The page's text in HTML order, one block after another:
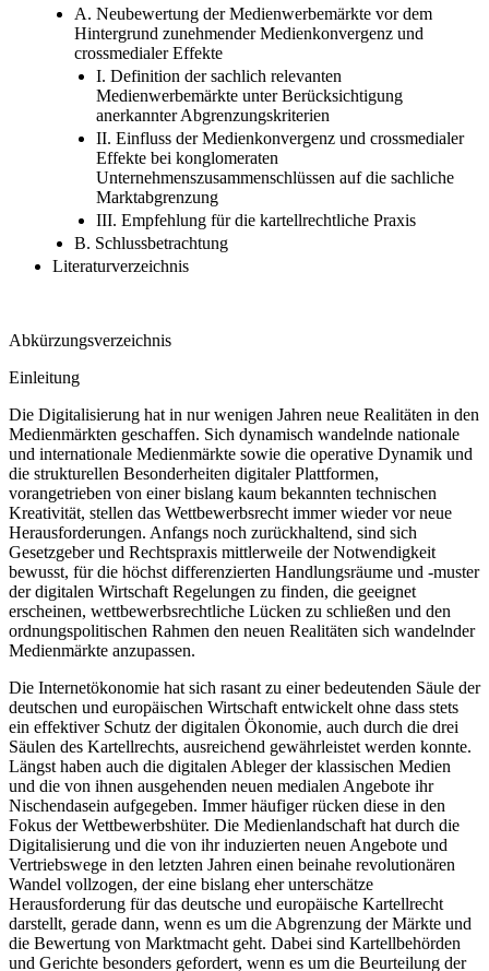
Teil 4
A. Neubewertung der Medienwerbemärkte vor dem
Hintergrund zunehmender Medienkonvergenz und
crossmedialer Effekte
I. Definition der sachlich relevanten
Medienwerbemärkte unter Berücksichtigung
anerkannter Abgrenzungskriterien
II. Einfluss der Medienkonvergenz und crossmedialer
Effekte bei konglomeraten
Unternehmenszusammenschlüssen auf die sachliche
Marktabgrenzung
III. Empfehlung für die kartellrechtliche Praxis
B. Schlussbetrachtung
Die Digitalisierung hat in nur wenigen Jahren neue Realitäten in den
Medienmärkten geschaffen. Sich dynamisch wandelnde nationale
und internationale Medienmärkte sowie die operative Dynamik und
die strukturellen Besonderheiten digitaler Plattformen,
vorangetrieben von einer bislang kaum bekannten technischen
Kreativität, stellen das Wettbewerbsrecht immer wieder vor neue
Herausforderungen. Anfangs noch zurückhaltend, sind sich
Gesetzgeber und Rechtspraxis mittlerweile der Notwendigkeit
bewusst, für die höchst differenzierten Handlungsräume und -muster
der digitalen Wirtschaft Regelungen zu finden, die geeignet
erscheinen, wettbewerbsrechtliche Lücken zu schließen und den
ordnungspolitischen Rahmen den neuen Realitäten sich wandelnder
Die Internetökonomie hat sich rasant zu einer bedeutenden Säule der
deutschen und europäischen Wirtschaft entwickelt ohne dass stets
ein effektiver Schutz der digitalen Ökonomie, auch durch die drei
Säulen des Kartellrechts, ausreichend gewährleistet werden konnte.
Längst haben auch die digitalen Ableger der klassischen Medien
und die von ihnen ausgehenden neuen medialen Angebote ihr
Nischendasein aufgegeben. Immer häufiger rücken diese in den
Fokus der Wettbewerbshüter. Die Medienlandschaft hat durch die
Digitalisierung und die von ihr induzierten neuen Angebote und
Vertriebswege in den letzten Jahren einen beinahe revolutionären
Wandel vollzogen, der eine bislang eher unterschätze
Herausforderung für das deutsche und europäische Kartellrecht
darstellt, gerade dann, wenn es um die Abgrenzung der Märkte und
die Bewertung von Marktmacht geht. Dabei sind Kartellbehörden